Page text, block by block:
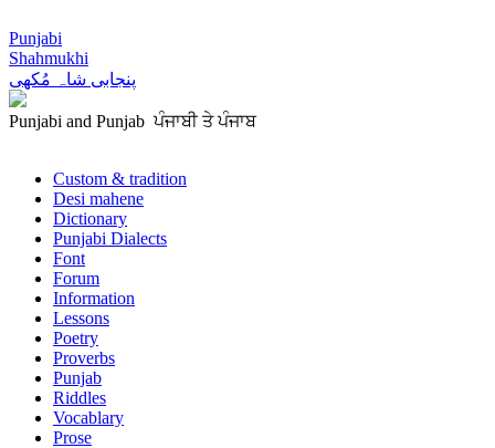
Punjabi
Shahmukhi
پنجابی شاہ مُکھی
Punjabi and Punjab ਪੰਜਾਬੀ ਤੇ ਪੰਜਾਬ
Custom & tradition
Desi mahene
Dictionary
Punjabi Dialects
Font
Forum
Information
Lessons
Poetry
Proverbs
Punjab
Riddles
Vocablary
Prose